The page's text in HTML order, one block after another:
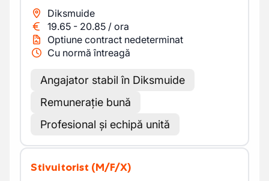
Diksmuide
19.65 - 20.85 / ora
Optiune contract nedeterminat
Cu normă întreagă
Angajator stabil în Diksmuide
Remunerație bună
Profesional și echipă unită
Stivuitorist (M/F/X)